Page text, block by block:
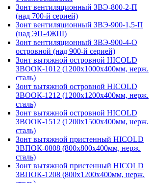
Зонт вентиляционный ЗВЭ-800-2-П
(над 700-й серией)
Зонт вентиляционный ЗВЭ-900-1,5-П
(над ЭП-4ЖШ)
Зонт вентиляционный ЗВЭ-900-4-О
островной (над 900-й серией)
Зонт вытяжной островной HICOLD
ЗВООК-1012 (1200х1000х400мм, нерж.
сталь)
Зонт вытяжной островной HICOLD
ЗВООК-1212 (1200x1200x400мм, нерж.
сталь)
Зонт вытяжной островной HICOLD
ЗВООК-1512 (1200х1500х400мм, нерж.
сталь)
Зонт вытяжной пристенный HICOLD
ЗВПОК-0808 (800х800х400мм, нерж.
сталь)
Зонт вытяжной пристенный HICOLD
ЗВПОК-1208 (800х1200х400мм, нерж.